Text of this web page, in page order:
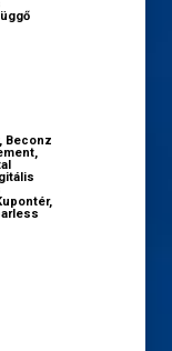
, Beconz
,
,